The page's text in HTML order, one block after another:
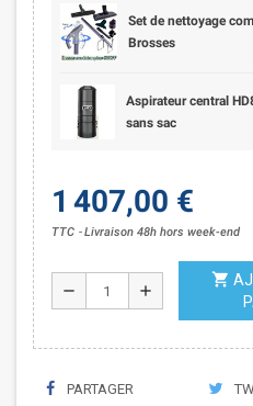
Set de nettoyage
Brosses
Aspirateur central
sans sac
1 407,00 €
TTC Livraison 48h hors week-end
remove add
shopping_cart
PARTAGER